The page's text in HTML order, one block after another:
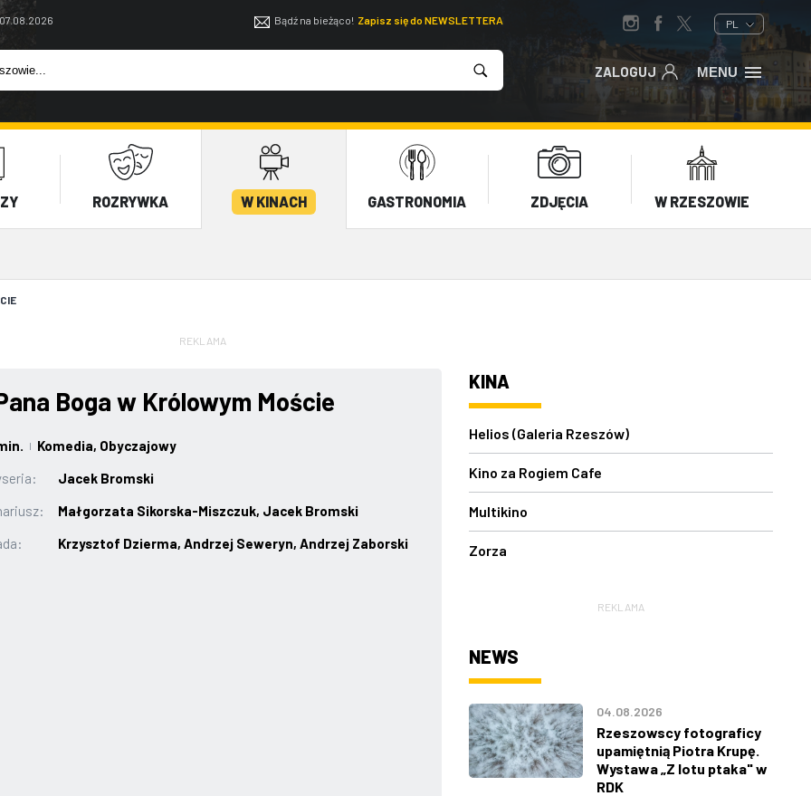
Bądź na bieżąco! Zapisz się do NEWSLETTERA PL
ZALOGUJ MENU
ROZRYWKA W KINACH GASTRONOMIA ZDJĘCIA W RZESZOWIE
REKLAMA
Boga w Królowym Moście
| Komedia, Obyczajowy
Jacek Bromski
Małgorzata Sikorska-Miszczuk, Jacek Bromski
Krzysztof Dzierma, Andrzej Seweryn, Andrzej Zaborski
KINA
Helios (Galeria Rzeszów)
Kino za Rogiem Cafe
Multikino
Zorza
REKLAMA
NEWS
04.08.2026
Rzeszowscy fotograficy
upamiętnią Piotra Krupę.
Wystawa „Z lotu ptaka" w
RDK